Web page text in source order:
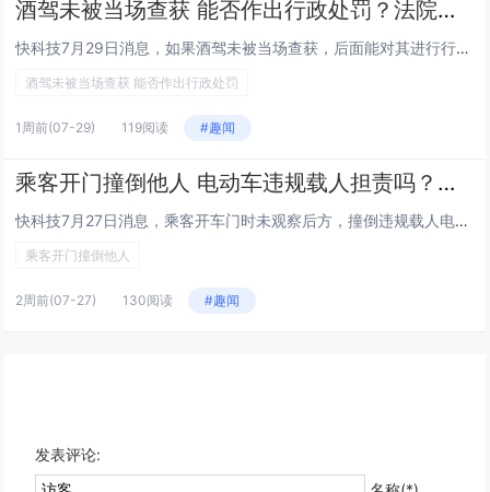
酒驾未被当场查获 能否作出行政处罚？法院判了
快科技7月29日消息，如果酒驾未被当场查获，后面能对其进行行政处罚吗？东昌府区法院近日披露了这样一起典型案例。据介绍，2...
酒驾未被当场查获 能否作出行政处罚
1周前(07-29) 119阅读 #趣闻
乘客开门撞倒他人 电动车违规载人担责吗？法院判了
快科技7月27日消息，乘客开车门时未观察后方，撞倒违规载人电动车，致使驾乘电动车的两人受伤，损失该由谁来承担？近日，河东...
乘客开门撞倒他人
2周前(07-27) 130阅读 #趣闻
发表评论: